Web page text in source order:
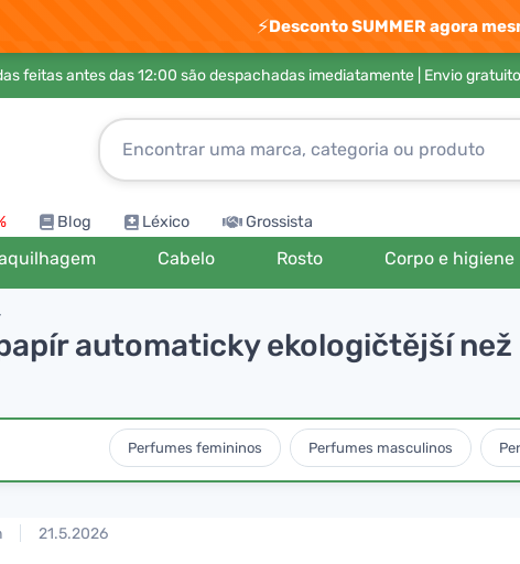
⚡Desconto SUMMER agora
feitas antes das 12:00 são despachadas imediatamente | Envio
Blog Léxico Grossista
Cabelo Rosto Corpo e higiene
automaticky ekologičtější
Perfumes femininos Perfumes masculinos
21.5.2026